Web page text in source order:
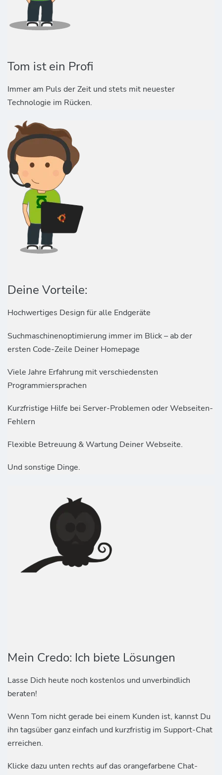
Tom ist ein Profi
Immer am Puls der Zeit und stets mit neuester
Technologie im Rücken.
Deine Vorteile:
Hochwertiges Design für alle Endgeräte
Suchmaschinenoptimierung immer im Blick – ab der
ersten Code-Zeile Deiner Homepage
Viele Jahre Erfahrung mit verschiedensten
Programmiersprachen
Kurzfristige Hilfe bei Server-Problemen oder Webseiten-
Fehlern
Flexible Betreuung & Wartung Deiner Webseite.
Und sonstige Dinge.
Mein Credo: Ich biete Lösungen
Lasse Dich heute noch kostenlos und unverbindlich
beraten!
Wenn Tom nicht gerade bei einem Kunden ist, kannst Du
ihn tagsüber ganz einfach und kurzfristig im Support-Chat
erreichen.
Klicke dazu unten rechts auf das orangefarbene Chat-